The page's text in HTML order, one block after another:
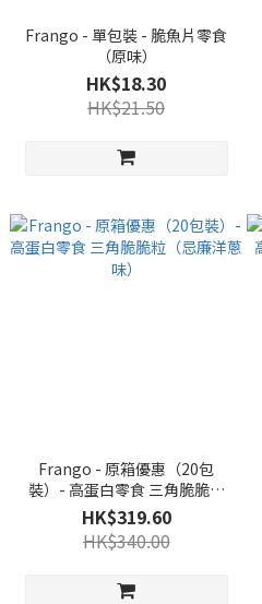
Frango - 單包裝 - 脆魚片零食
（原味）
HK$18.30
HK$21.50
Frango - 原箱優惠（20包
裝）- 高蛋白零食 三角脆脆粒
（忌廉洋蔥味）
HK$319.60
HK$340.00